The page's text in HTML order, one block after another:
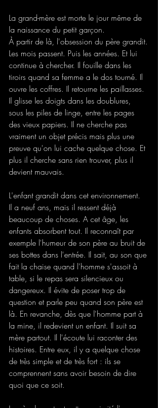
La grand-mère est morte le jour même de
la naissance du petit garçon.
À partir de là, l'obsession du père grandit.
Les mois passent. Puis les années. Et lui
continue à chercher. Il fouille dans les
tiroirs quand sa femme a le dos tourné. Il
ouvre les coffres. Il retourne les paillasses.
Il glisse les doigts dans les doublures,
sous les piles de linge, entre les pages
des vieux papiers. Il ne cherche pas
vraiment un objet précis mais plus une
preuve qu'on lui cache quelque chose. Et
plus il cherche sans rien trouver, plus il
devient mauvais.
L'enfant grandit dans cet environnement.
Il a neuf ans, mais il ressent déjà
beaucoup de choses. A cet âge, les
enfants absorbent tout. Il reconnaît par
exemple l'humeur de son père au bruit de
ses bottes dans l'entrée. Il sait, au son que
fait la chaise quand l'homme s'assoit à
table, si le repas sera silencieux ou
dangereux. Il évite de poser trop de
question et parle peu quand son père est
là. En revanche, dès que l'homme part à
la mine, il redevient un enfant. Il suit sa
mère partout. Il l'écoute lui raconter des
histoires. Entre eux, il y a quelque chose
de très simple et de très fort : ils se
comprennent sans avoir besoin de dire
quoi que ce soit.